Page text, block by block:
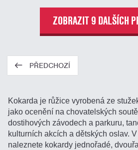
ZOBRAZIT 9 DALŠÍCH
PŘEDCHOZÍ
Kokarda je růžice vyrobená ze
jako ocenění na chovatelských
dostihových závodech a parkuru,
kulturních akcích a dětských oslav.
naleznete kokardy jednořadé,